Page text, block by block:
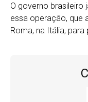
O governo brasileiro
essa operação, que
Roma, na Itália,